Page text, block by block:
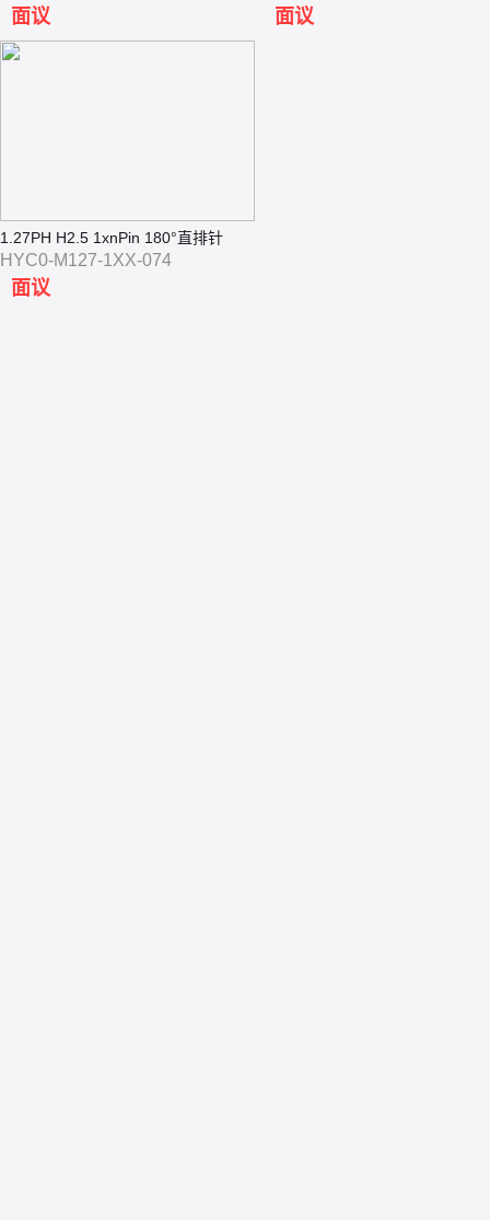
面议 面议
1.27PH H2.5 1xnPin 180°直排针
HYC0-M127-1XX-074
面议